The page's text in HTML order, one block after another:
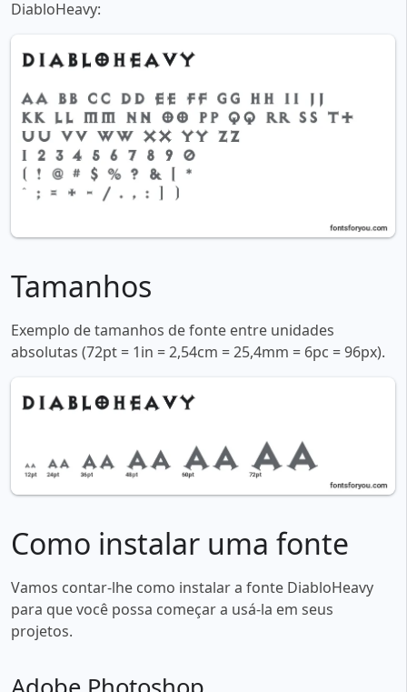
DiabloHeavy:
Tamanhos
Exemplo de tamanhos de fonte entre unidades
absolutas (72pt = 1in = 2,54cm = 25,4mm = 6pc = 96px).
Como instalar uma fonte
Vamos contar-lhe como instalar a fonte DiabloHeavy
para que você possa começar a usá-la em seus
projetos.